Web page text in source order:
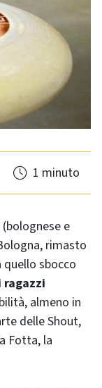
1 minuto
rimasto
sbocco
ragazzi
almeno in
delle Shout,
Fotta, la